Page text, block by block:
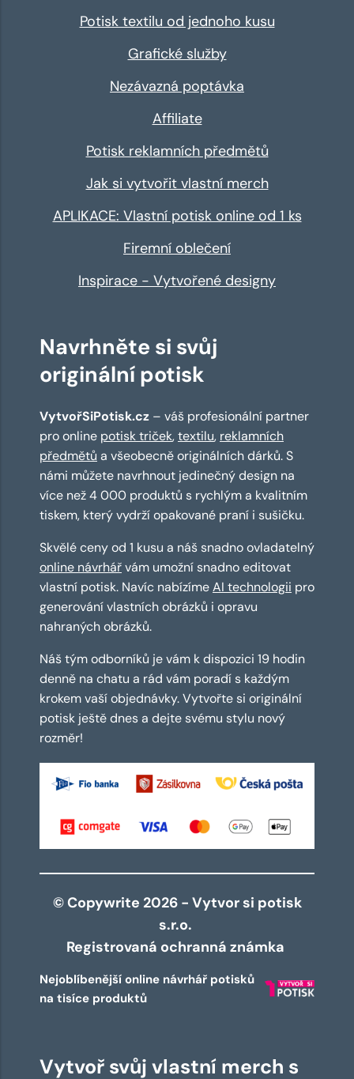
Potisk textilu od jednoho kusu
Grafické služby
Nezávazná poptávka
Affiliate
Potisk reklamních předmětů
Jak si vytvořit vlastní merch
APLIKACE: Vlastní potisk online od 1 ks
Firemní oblečení
Inspirace - Vytvořené designy
Navrhněte si svůj
originální potisk
VytvořSiPotisk.cz – váš profesionální partner
pro online potisk triček,textilu, reklamních
předmětů a všeobecně originálních dárků. S
námi můžete navrhnout jedinečný design na
více než 4 000 produktů s rychlým a kvalitním
tiskem, který vydrží opakované praní i sušičku.
Skvělé ceny od 1 kusu a náš snadno ovladatelný
online návrhářvám umožní snadno editovat
vlastní potisk. Navíc nabízímeAI technologii pro
generování vlastních obrázků i opravu
nahraných obrázků.
Náš tým odborníků je vám k dispozici 19 hodin
denně na chatu a rád vám poradí s každým
krokem vaší objednávky. Vytvořte si originální
potisk ještě dnes a dejte svému stylu nový
rozměr!
© Copywrite 2026 - Vytvor si potisk
s.r.o.
Registrovaná ochranná známka
Nejoblíbenější online návrhář potisků
na tisíce produktů
Vytvoř svůj vlastní merch s